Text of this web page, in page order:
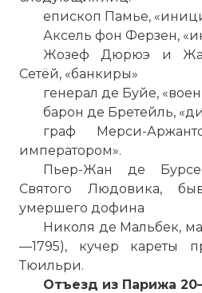
епископ Памье,
Аксель фон Ферзен,
Жозеф Дюрюэ и
Сетёй, «банкиры»
генерал де Буйе,
барон де Бретейль,
граф Мерси-
императором».
Пьер-Жан де
Святого Людовика,
умершего дофина
Николя де Мальбек,
—1795), кучер кареты
Тюильри.
Отъезд из Парижа